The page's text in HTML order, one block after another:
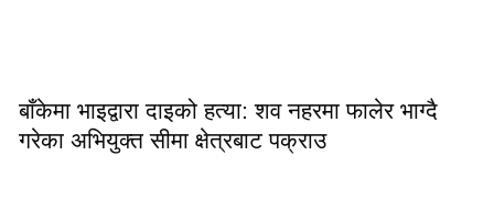
बाँकेमा भाइद्वारा दाइको हत्या: शव नहरमा फालेर भाग्दै
गरेका अभियुक्त सीमा क्षेत्रबाट पक्राउ